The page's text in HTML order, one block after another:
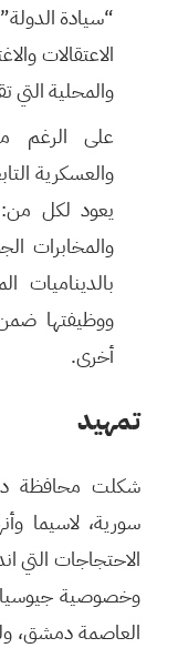
“سيادة
الاعتقالات
والمحلية
على الرغم
والعسكرية
يعود لكل من:
والمخابرات
بالديناميات
ووظيفتها
أخرى.
تمهيد
شكلت محافظة
سورية، لاسيما
وخصوصية
العاصمة دمشق،